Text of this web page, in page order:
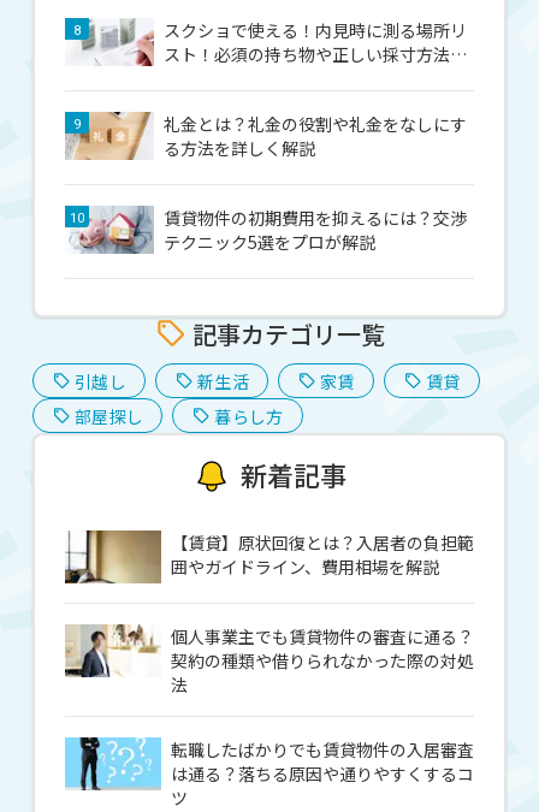
8
スクショで使える！内見時に測る場所リ
スト！必須の持ち物や正しい採寸方法を
9
礼金とは？礼金の役割や礼金をなしにす
る方法を詳しく解説
10
賃貸物件の初期費用を抑えるには？交渉
テクニック5選をプロが解説
記事カテゴリ一覧
引越し 新生活 家賃
賃貸
部屋探し
暮らし方
新着記事
【賃貸】原状回復とは？入居者の負担範
囲やガイドライン、費用相場を解説
個人事業主でも賃貸物件の審査に通る？
契約の種類や借りられなかった際の対処
法
転職したばかりでも賃貸物件の入居審査
は通る？落ちる原因や通りやすくするコ
ツ